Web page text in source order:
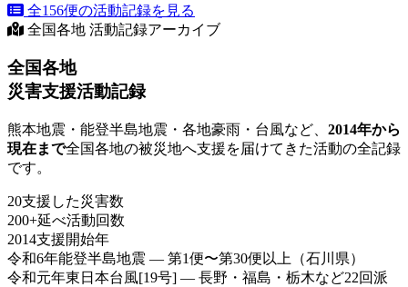
全156便の活動記録を見る
全国各地 活動記録アーカイブ
全国各地
災害支援活動記録
熊本地震・能登半島地震・各地豪雨・台風など、 2014年から
現在まで全国各地の被災地へ支援を届けてきた活動の全記録
です。
20支援した災害数
200+延べ活動回数
2014支援開始年
令和6年能登半島地震 — 第1便〜第30便以上（石川県）
令和元年東日本台風[19号] — 長野・福島・栃木など22回派